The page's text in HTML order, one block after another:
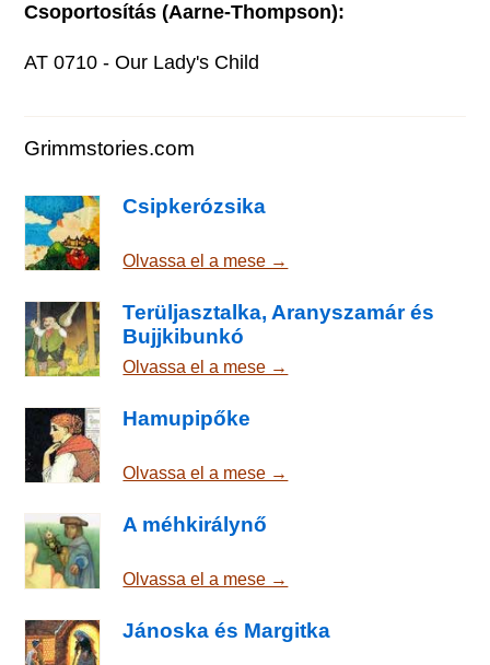
Csoportosítás (Aarne-Thompson):
AT 0710 - Our Lady's Child
Grimmstories.com
Csipkerózsika
Olvassa el a mese →
Terüljasztalka, Aranyszamár és
Bujjkibunkó
Olvassa el a mese →
Hamupipőke
Olvassa el a mese →
A méhkirálynő
Olvassa el a mese →
Jánoska és Margitka